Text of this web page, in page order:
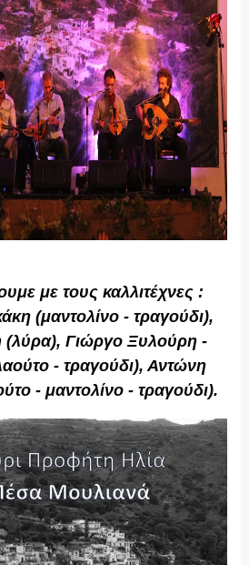
με τους καλλιτέχνες :
(μαντολίνο - τραγούδι),
(λύρα), Γιώργο Ξυλούρη -
- τραγούδι), Αντώνη
- μαντολίνο - τραγούδι).